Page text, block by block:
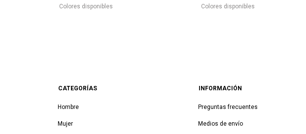
Colores disponibles Colores disponibles
CATEGORÍAS
Hombre
Mujer
INFORMACIÓN
Preguntas frecuentes
Medios de envío